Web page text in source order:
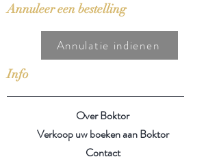
Annuleer een bestelling
Annulatie indienen
Info
Over Boktor
Verkoop uw boeken aan Boktor
Contact